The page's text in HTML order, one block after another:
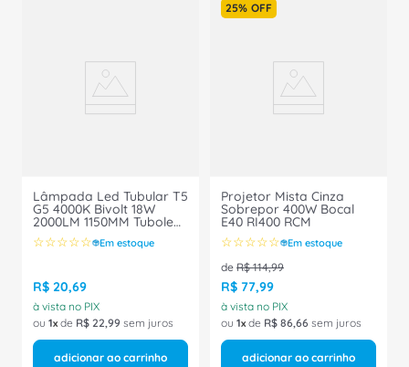
Lâmpada Led Tubular T5
G5 4000K Bivolt 18W
2000LM 1150MM Tuboled
07506 Intral
☆☆☆☆☆ Em estoque
R$ 20,69
à vista no PIX
ou 1 de R$ 22,99 sem juros
adicionar ao carrinho
25% OFF
Projetor Mista Cinza
Sobrepor 400W Bocal
E40 RI400 RCM
☆☆☆☆☆ Em estoque
de R$ 114,99
R$ 77,99
à vista no PIX
ou 1 de R$ 86,66 sem juros
adicionar ao carrinho